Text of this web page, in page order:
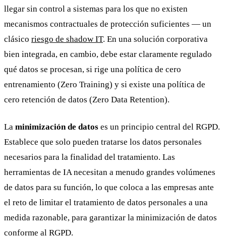
llegar sin control a sistemas para los que no existen
mecanismos contractuales de protección suficientes — un
clásico riesgo de shadow IT. En una solución corporativa
bien integrada, en cambio, debe estar claramente regulado
qué datos se procesan, si rige una política de cero
entrenamiento (Zero Training) y si existe una política de
cero retención de datos (Zero Data Retention).
La minimización de datos es un principio central del RGPD.
Establece que solo pueden tratarse los datos personales
necesarios para la finalidad del tratamiento. Las
herramientas de IA necesitan a menudo grandes volúmenes
de datos para su función, lo que coloca a las empresas ante
el reto de limitar el tratamiento de datos personales a una
medida razonable, para garantizar la minimización de datos
conforme al RGPD.